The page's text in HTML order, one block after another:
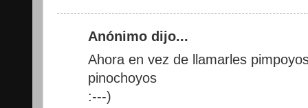
Anónimo dijo...
Ahora en vez de llamarles
pinochoyos
:---)